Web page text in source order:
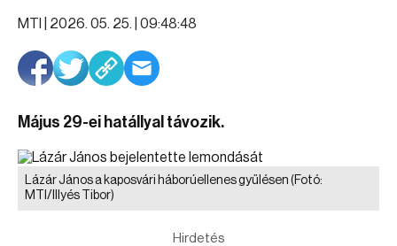
MTI | 2026. 05. 25. | 09:48:48
Május 29-ei hatállyal távozik.
Lázár János a kaposvári háborúellenes gyűlésen (Fotó:
MTI/Illyés Tibor)
Hirdetés